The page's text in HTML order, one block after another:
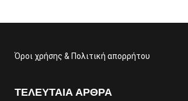
Όροι χρήσης & Πολιτική απορρήτου
ΤΕΛΕΥΤΑΊΑ ΆΡΘΡΑ